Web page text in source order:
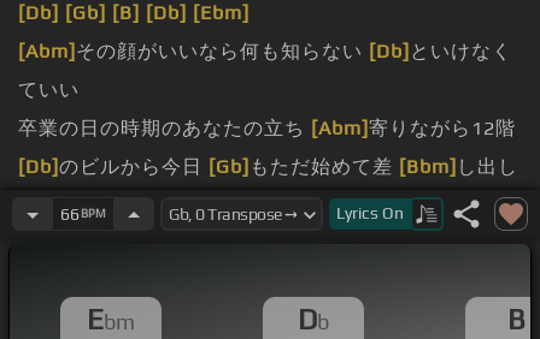
[Db] [Gb] [B] [Db] [Ebm]
[Abm] その顔がいいなら何も知らない [Db] といけなく
ていい
卒業の日の時期のあなたの立ち [Abm]寄りながら12階
[Db]のビルから今日 [Gb] もただ始めて差 [Bbm] し出し
ている本当の青春で行ける一つ
[Abm]もない気がして
いるのに同じ人のいいね[Db]にな
界ならいま札が
枯れるまで一生しゃがんで隠れ
66 BPM Lyrics On
Ebm Db B